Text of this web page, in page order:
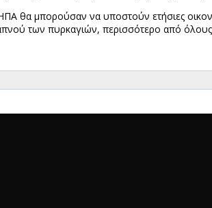
θα μπορούσαν να υποστούν ετήσιες
των πυρκαγιών, περισσότερο από όλους